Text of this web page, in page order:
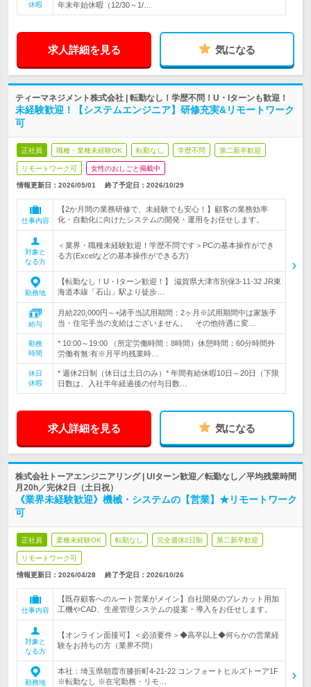
休暇
年末年始休暇（12/30～1/…
求人詳細を見る 気になる
ティーマネジメント株式会社 | 転勤なし！学歴不問！U・Iターンも歓迎！
未経験歓迎！【システムエンジニア】研修充実&リモートワーク
可
正社員 職種・業種未経験OK 転勤なし 学歴不問 第二新卒歓迎
リモートワーク可 女性のおしごと掲載中
情報更新日：2026/05/01 終了予定日： 2026/10/29
仕事内容
【2か月間の業務研修で、未経験でも安心！】顧客の業務効率
化・自動化に向けたシステムの開発・運用をお任せします。
対象と
なる方
＜業界・職種未経験歓迎！学歴不問です＞PCの基本操作ができ
る方(Excelなどの基本操作ができる方)
勤務地
【転勤なし！U・Iターン歓迎！】 滋賀県大津市別保3-11-32 JR東
海道本線「石山」駅より徒歩…
給与
月給220,000円～+諸手当試用期間：2ヶ月※試用期間中は家族手
当・住宅手当の支給はございません。 その他待遇に変…
勤務
時間
* 10:00～19:00 （所定労働時間：8時間）休憩時間：60分時間外
労働有無:有※月平均残業時…
休日
休暇
* 週休2日制（休日は土日のみ）* 年間有給休暇10日～20日（下限
日数は、入社半年経過後の付与日数…
求人詳細を見る 気になる
株式会社トーアエンジニアリング | UIターン歓迎／転勤なし／平均残業時間
月20h／完休2日（土日祝）
《業界未経験歓迎》機械・システムの【営業】★リモートワーク
可
正社員 業種未経験OK 転勤なし 完全週休2日制 第二新卒歓迎
リモートワーク可
情報更新日：2026/04/28 終了予定日： 2026/10/26
仕事内容
【既存顧客へのルート営業がメイン】自社開発のプレカット用加
工機やCAD、生産管理システムの提案・導入をお任せします。
対象と
なる方
【オンライン面接可】＜必須要件＞◆高卒以上◆何らかの営業経
験をお持ちの方（業界不問）
勤務地
本社：埼玉県朝霞市膝折町4-21-22 コンフォートヒルズトーア1F
※転勤なし ※在宅勤務・リモ…